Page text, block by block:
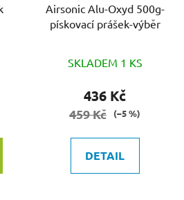
Airsonic Alu-Oxyd 500g-
pískovací prášek-výběr
SKLADEM 1 KS
436 Kč
459 Kč (–5 %)
DETAIL